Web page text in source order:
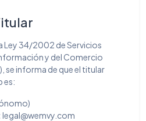
Ley 34/2002 de Servicios
y del Comercio
se informa de que el titular
es:
legal@wemvy.com